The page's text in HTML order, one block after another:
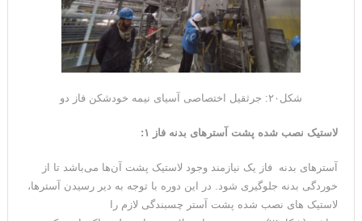
شکل۲۰: جرثقیل اختصاصی آسیای نیمه خودشکن فاز دو
لاستیک نصب شده پشت آسترهای بدنه فاز ۱ :
آسترهای بدنه فاز یک نیازمند وجود لاستیک پشت آن‌ها می‌باشد تا از
خوردگی بدنه جلوگیری شود. در این دوره با توجه به دیر رسیدن آسترها،
لاستیک های نصب شده پشت آستر چسبندگی لازم را